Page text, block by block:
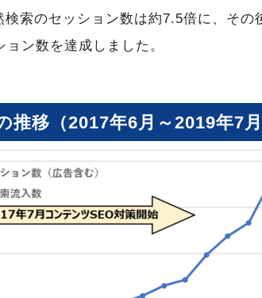
索のセッション数は約7.5倍に、そ
ン数を達成しました。
移（2017年6月～2019年7月